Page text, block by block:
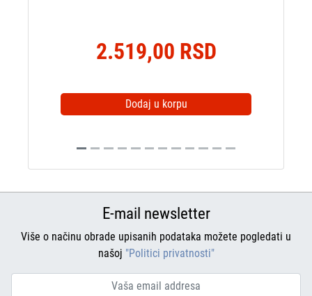
2.519,00 RSD
Dodaj u korpu
E-mail newsletter
Više o načinu obrade upisanih podataka možete pogledati u
našoj "Politici privatnosti"